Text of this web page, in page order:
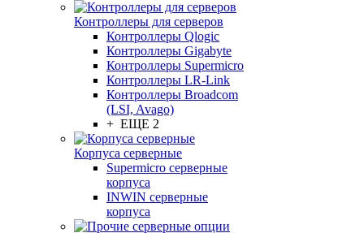
Контроллеры для серверов
Контроллеры Qlogic
Контроллеры Gigabyte
Контроллеры Supermicro
Контроллеры LR-Link
Контроллеры Broadcom
(LSI, Avago)
+ ЕЩЕ 2
Корпуса серверные
Supermicro серверные
корпуса
INWIN серверные
корпуса